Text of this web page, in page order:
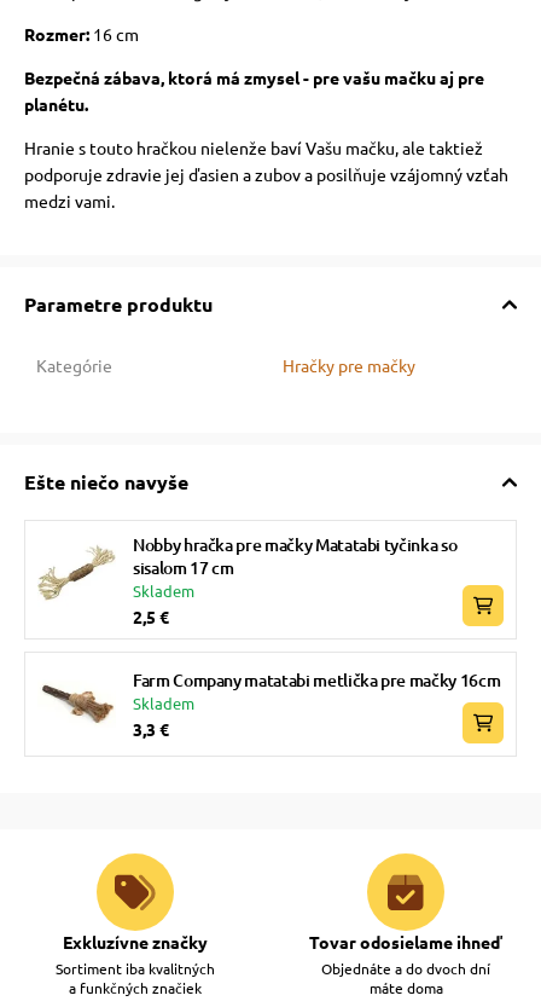
Rozmer:16 cm
Bezpečná zábava, ktorá má zmysel - pre vašu mačku aj pre
planétu.
Hranie s touto hračkou nielenže baví Vašu mačku, ale taktiež
podporuje zdravie jej ďasien a zubov a posilňuje vzájomný vzťah
medzi vami.
Parametre produktu
Kategórie Hračky pre mačky
Ešte niečo navyše
Nobby hračka pre mačky Matatabi tyčinka so
sisalom 17 cm
Skladem
2,5 €
Farm Company matatabi metlička pre mačky 16cm
Skladem
3,3 €
Exkluzívne značky
Sortiment iba kvalitných
a funkčných značiek
Tovar odosielame ihneď
Objednáte a do dvoch dní
máte doma